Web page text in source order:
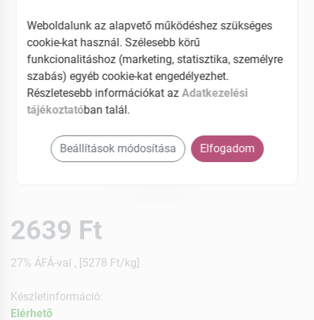
2639 Ft
27% ÁFÁ-val , [5278 Ft/kg]
Készletinformáció:
Elérhetõ
Weboldalunk az alapvető működéshez szükséges
cookie-kat használ. Szélesebb körű
funkcionalitáshoz (marketing, statisztika, személyre
szabás) egyéb cookie-kat engedélyezhet.
Részletesebb információkat azAdatkezelési
tájékoztatóban talál.
Beállítások módosítása Elfogadom